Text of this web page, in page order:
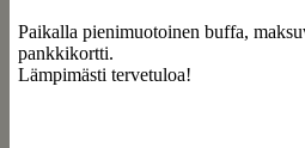
Paikalla pienimuotoinen buffa,
pankkikortti.
Lämpimästi tervetuloa!